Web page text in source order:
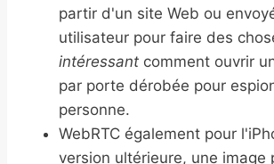
partir d'un site Web ou
utilisateur pour faire des
intéressant comment ouvrir
par porte dérobée pour
personne.
WebRTC également pour
version ultérieure, une image